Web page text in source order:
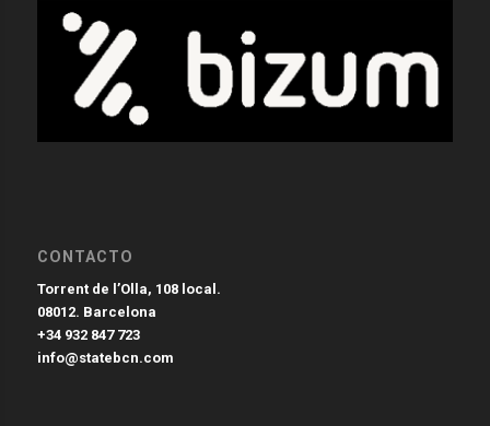
CONTACTO
Torrent de l’Olla, 108 local.
08012. Barcelona
+34 932 847 723
info@statebcn.com